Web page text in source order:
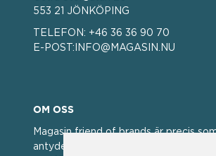
553 21 JÖNKÖPING
TELEFON: +46 36 36 90 70
E-POST: INFO@MAGASIN.NU
OM OSS
Magasin friend of brands är precis
antyder; en vän av varumärken. Vi har